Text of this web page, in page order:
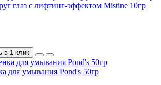
глаз с лифтинг-эффектом Mistine 10гр
в 1 клик
для умывания Pond's 50гр